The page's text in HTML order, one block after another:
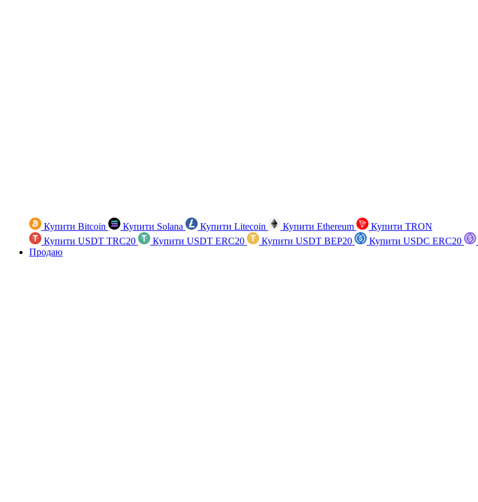
Купити Bitcoin Купити Solana Купити Litecoin Купити Ethereum
Купити TRON
Купити USDT TRC20
Купити USDT ERC20 Купити USDT BEP20 Купити USDC ERC20
Продаю